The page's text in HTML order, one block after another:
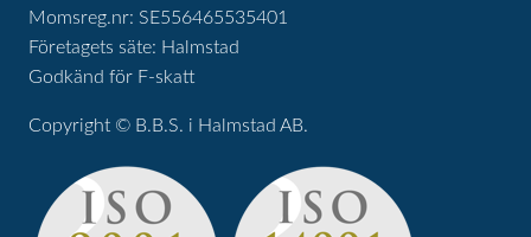
Momsreg.nr: SE556465535401
Företagets säte: Halmstad
Godkänd för F-skatt
Copyright © B.B.S. i Halmstad AB.